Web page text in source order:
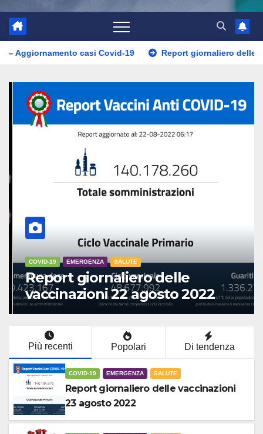
casi Covid-19 Report giornaliero delle vaccinazioni
COVID-19 EMERGENZA SALUTE
Report giornaliero delle
vaccinazioni 22 agosto 2022
Più recenti Popolari Di tendenza
COVID-19 EMERGENZA SALUTE
Report giornaliero delle vaccinazioni
23 agosto 2022